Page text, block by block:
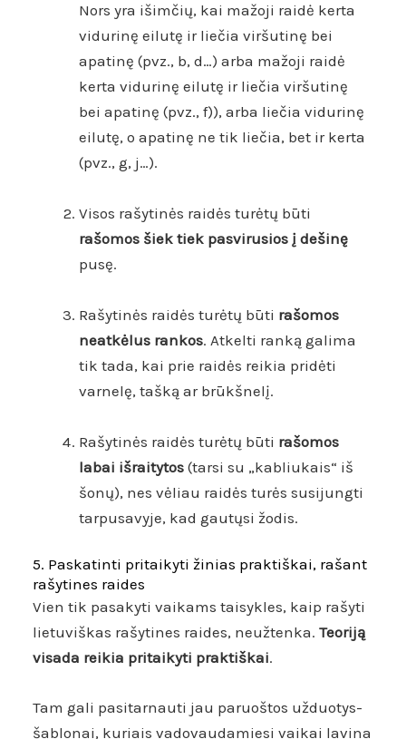
Nors yra išimčių, kai mažoji raidė kerta
vidurinę eilutę ir liečia viršutinę bei
apatinę (pvz., b, d…) arba mažoji raidė
kerta vidurinę eilutę ir liečia viršutinę
bei apatinę (pvz., f)), arba liečia vidurinę
eilutę, o apatinę ne tik liečia, bet ir kerta
(pvz., g, j…).
Visos rašytinės raidės turėtų būti
rašomos šiek tiek pasvirusios į dešinę
pusę.
Rašytinės raidės turėtų būti rašomos
neatkėlus rankos. Atkelti ranką galima
tik tada, kai prie raidės reikia pridėti
varnelę, tašką ar brūkšnelį.
Rašytinės raidės turėtų būti rašomos
labai išraitytos (tarsi su „kabliukais“ iš
šonų), nes vėliau raidės turės susijungti
tarpusavyje, kad gautųsi žodis.
5. Paskatinti pritaikyti žinias praktiškai, rašant
rašytines raides
Vien tik pasakyti vaikams taisykles, kaip rašyti
lietuviškas rašytines raides, neužtenka.Teoriją
visada reikia pritaikyti praktiškai.
Tam gali pasitarnauti jau paruoštos užduotys-
šablonai, kuriais vadovaudamiesi vaikai lavina